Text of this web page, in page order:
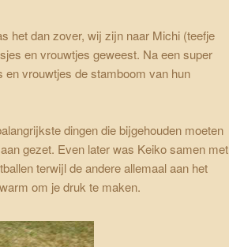
het dan zover, wij zijn naar Michi (teefje
en vrouwtjes geweest. Na een super
vrouwtjes de stamboom van hun
dingen die bijgehouden moeten
gezet. Even later was Keiko samen met
terwijl de andere allemaal aan het
om je druk te maken.